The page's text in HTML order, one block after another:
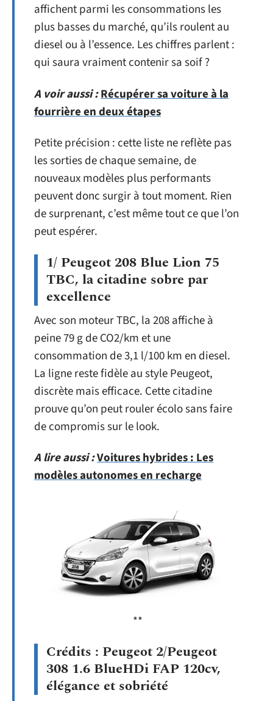
affichent parmi les consommations les
plus basses du marché, qu’ils roulent au
diesel ou à l’essence. Les chiffres parlent :
qui saura vraiment contenir sa soif ?
A voir aussi :Récupérer sa voiture à la
fourrière en deux étapes
Petite précision : cette liste ne reflète pas
les sorties de chaque semaine, de
nouveaux modèles plus performants
peuvent donc surgir à tout moment. Rien
de surprenant, c’est même tout ce que l’on
peut espérer.
1/ Peugeot 208 Blue Lion 75
TBC, la citadine sobre par
excellence
Avec son moteur TBC, la 208 affiche à
peine 79 g de CO2/km et une
consommation de 3,1 l/100 km en diesel.
La ligne reste fidèle au style Peugeot,
discrète mais efficace. Cette citadine
prouve qu’on peut rouler écolo sans faire
de compromis sur le look.
A lire aussi :Voitures hybrides : Les
modèles autonomes en recharge
**
Crédits : Peugeot 2/Peugeot
308 1.6 BlueHDi FAP 120cv,
élégance et sobriété